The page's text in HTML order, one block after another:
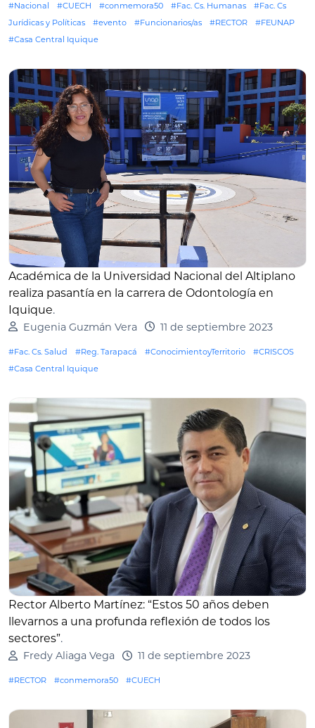
#Nacional #CUECH #conmemora50 #Fac. Cs. Humanas
#Fac. Cs
Jurídicas y Políticas
#evento #Funcionarios/as #RECTOR
#FEUNAP
#Casa Central Iquique
Académica de la Universidad Nacional del Altiplano
realiza pasantía en la carrera de Odontología en
Iquique.
Eugenia Guzmán Vera 11 de septiembre 2023
#Fac. Cs. Salud #Reg. Tarapacá #ConocimientoyTerritorio
#CRISCOS
#Casa Central Iquique
Rector Alberto Martínez: “Estos 50 años deben
llevarnos a una profunda reflexión de todos los
sectores”.
Fredy Aliaga Vega 11 de septiembre 2023
#RECTOR #conmemora50 #CUECH